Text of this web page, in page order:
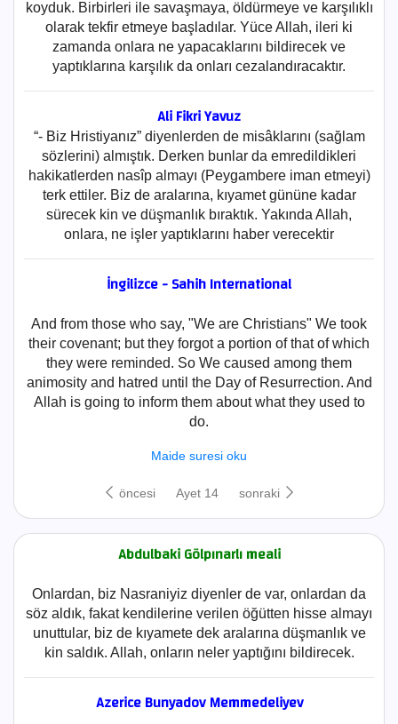
koyduk. Birbirleri ile savaşmaya, öldürmeye ve karşılıklı
olarak tekfir etmeye başladılar. Yüce Allah, ileri ki
zamanda onlara ne yapacaklarını bildirecek ve
yaptıklarına karşılık da onları cezalandıracaktır.
Ali Fikri Yavuz
“- Biz Hristiyanız” diyenlerden de misâklarını (sağlam
sözlerini) almıştık. Derken bunlar da emredildikleri
hakikatlerden nasîp almayı (Peygambere iman etmeyi)
terk ettiler. Biz de aralarına, kıyamet gününe kadar
sürecek kin ve düşmanlık bıraktık. Yakında Allah,
onlara, ne işler yaptıklarını haber verecektir
İngilizce - Sahih International
And from those who say, "We are Christians" We took
their covenant; but they forgot a portion of that of which
they were reminded. So We caused among them
animosity and hatred until the Day of Resurrection. And
Allah is going to inform them about what they used to
do.
Maide suresi oku
öncesi Ayet 14 sonraki
Abdulbaki Gölpınarlı meali
Onlardan, biz Nasraniyiz diyenler de var, onlardan da
söz aldık, fakat kendilerine verilen öğütten hisse almayı
unuttular, biz de kıyamete dek aralarına düşmanlık ve
kin saldık. Allah, onların neler yaptığını bildirecek.
Azerice Bunyadov Memmedeliyev